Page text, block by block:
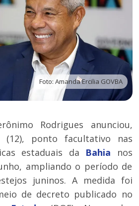
Foto: Amanda Ercilia GOVBA
Rodrigues anunciou,
(12), ponto facultativo nas
estaduais da Bahia nos
ampliando o período de
juninos. A medida foi
de decreto publicado no